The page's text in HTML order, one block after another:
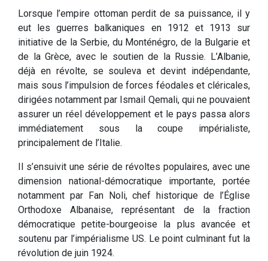
Lorsque l’empire ottoman perdit de sa puissance, il y
eut les guerres balkaniques en 1912 et 1913 sur
initiative de la Serbie, du Monténégro, de la Bulgarie et
de la Grèce, avec le soutien de la Russie. L’Albanie,
déjà en révolte, se souleva et devint indépendante,
mais sous l’impulsion de forces féodales et cléricales,
dirigées notamment par Ismail Qemali, qui ne pouvaient
assurer un réel développement et le pays passa alors
immédiatement sous la coupe impérialiste,
principalement de l’Italie.
Il s’ensuivit une série de révoltes populaires, avec une
dimension national-démocratique importante, portée
notamment par Fan Noli, chef historique de l’Église
Orthodoxe Albanaise, représentant de la fraction
démocratique petite-bourgeoise la plus avancée et
soutenu par l’impérialisme US. Le point culminant fut la
révolution de juin 1924.